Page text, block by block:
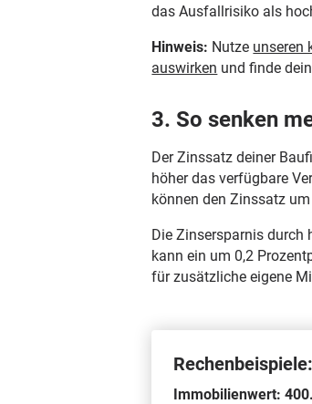
das Ausfallrisiko als
Hinweis: Nutze unseren
auswirken und finde
3. So senken
Der Zinssatz deiner
höher das verfügbare
können den Zinssatz
Die Zinsersparnis durch
kann ein um 0,2
für zusätzliche eigene
Immobilienwert: